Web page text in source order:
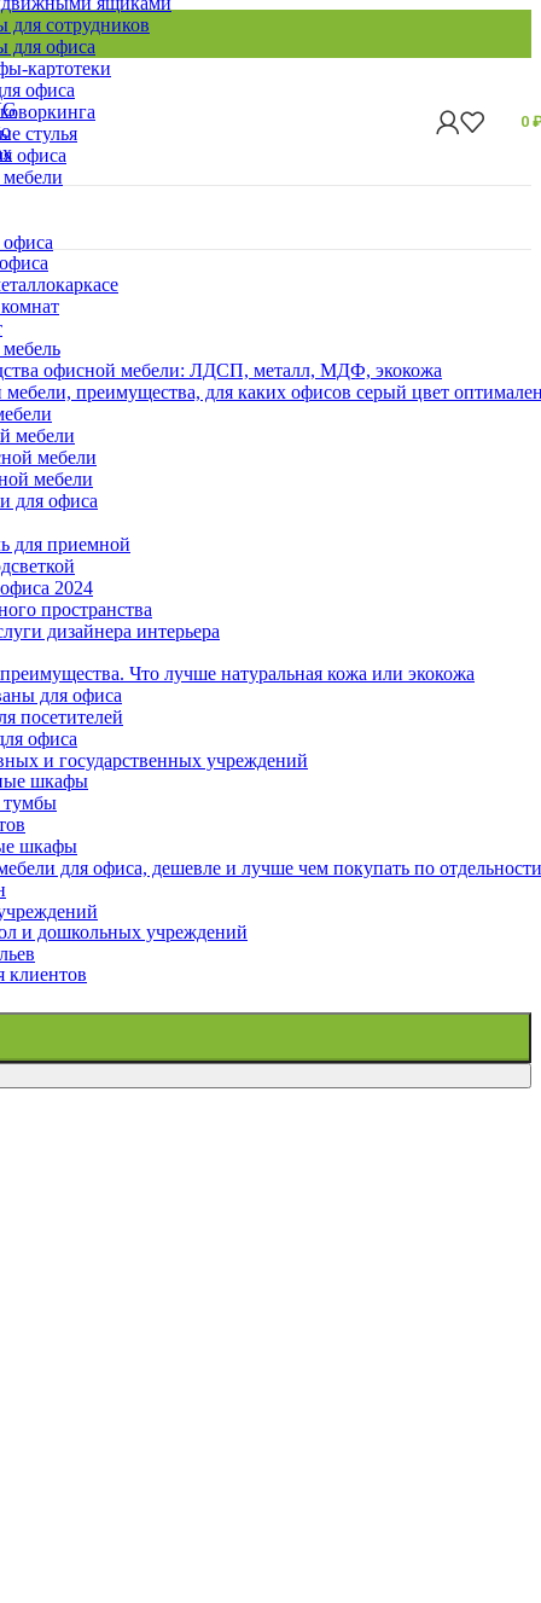
сотрудников
для офиса
картотеки
офиса
стулья
офиса
офисной мебели: ЛДСП, металл, МДФ, экокожа
преимущества, для каких офисов серый цвет
мебели
мебели
мебели
для офиса
для приемной
2024
пространства
дизайнера интерьера
Что лучше натуральная кожа или экокожа
для офиса
посетителей
офиса
и государственных учреждений
шкафы
тумбы
шкафы
для офиса, дешевле и лучше чем покупать по отдельности
и дошкольных учреждений
клиентов
0